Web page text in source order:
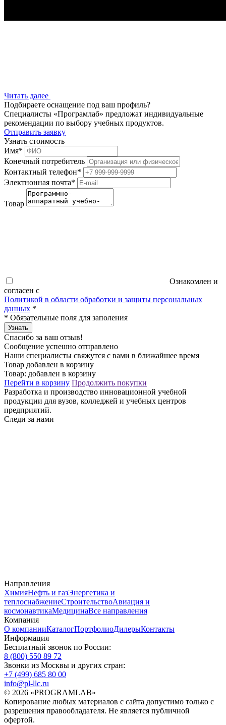
Читать далее
Подбираете оснащение под ваш профиль?
Специалисты «Програмлаб» предложат индивидуальные
рекомендации по выбору учебных продуктов.
Отправить заявку
Узнать стоимость
Имя*
Конечный потребитель
Контактный телефон*
Электнонная почта*
Товар
Ознакомлен и
согласен с
Политикой в области обработки и защиты персональных
данных *
* Обязательные поля для заполения
Узнать
Спасибо за ваш отзыв!
Сообщение успешно отправлено
Наши специалисты свяжутся с вами в ближайшее время
Товар добавлен в корзину
Товар: добавлен в корзину
Перейти в корзину Продолжить покупки
Разработка и производство инновационной учебной
продукции для вузов, колледжей и учебных центров
предприятий.
Следи за нами
Направления
ХимияНефть и газЭнергетика и
теплоснабжениеСтроительствоАвиация и
космонавтикаМедицинаВсе направления
Компания
О компанииКаталогПортфолиоДилерыКонтакты
Информация
Бесплатный звонок по России:
8 (800) 550 89 72
Звонки из Москвы и других стран:
+7 (499) 685 80 00
info@pl-llc.ru
© 2026 «PROGRAMLAB»
Копирование любых материалов с сайта допустимо только с
разрешения правообладателя. Не является публичной
офертой.